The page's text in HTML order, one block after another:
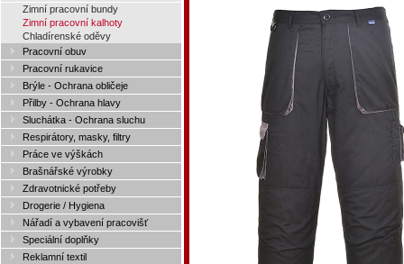
Zimní pracovní bundy
Zimní pracovní kalhoty
Chladírenské oděvy
Pracovní obuv
Pracovní rukavice
Brýle - Ochrana obličeje
Přilby - Ochrana hlavy
Sluchátka - Ochrana sluchu
Respirátory, masky, filtry
Práce ve výškách
Brašnářské výrobky
Zdravotnické potřeby
Drogerie / Hygiena
Nářadí a vybavení pracovišť
Speciální doplňky
Reklamní textil